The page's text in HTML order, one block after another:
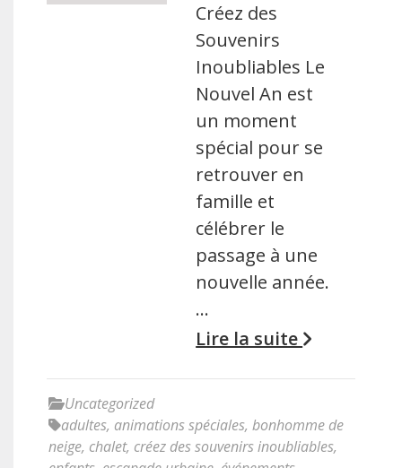
Créez des
Souvenirs
Inoubliables Le
Nouvel An est
un moment
spécial pour se
retrouver en
famille et
célébrer le
passage à une
nouvelle année.
…
Lire la suite
Uncategorized
adultes, animations spéciales, bonhomme de
neige, chalet, créez des souvenirs inoubliables,